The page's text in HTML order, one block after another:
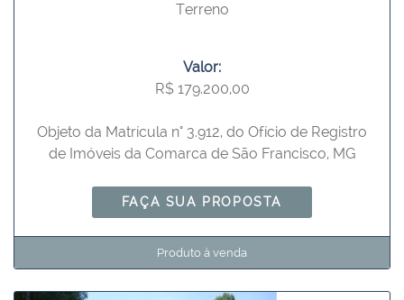
Terreno
Valor:
R$ 179.200,00
Objeto da Matrícula n° 3.912, do Ofício de Registro
de Imóveis da Comarca de São Francisco, MG
FAÇA SUA PROPOSTA
Produto à venda